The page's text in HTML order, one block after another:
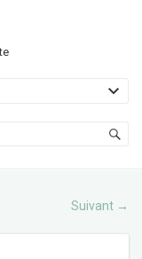
Suivant →